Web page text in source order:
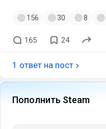
156 30 8
165 24
1 ответ на пост
Пополнить Steam